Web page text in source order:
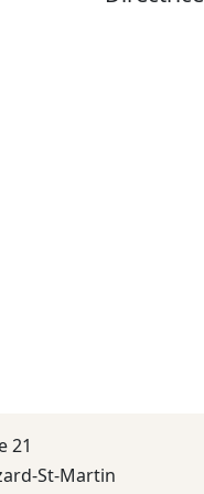
21
St-Martin